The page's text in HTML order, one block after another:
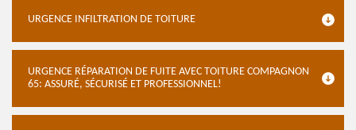
URGENCE INFILTRATION DE TOITURE
URGENCE RÉPARATION DE FUITE AVEC TOITURE COMPAGNON
65: ASSURÉ, SÉCURISÉ ET PROFESSIONNEL!